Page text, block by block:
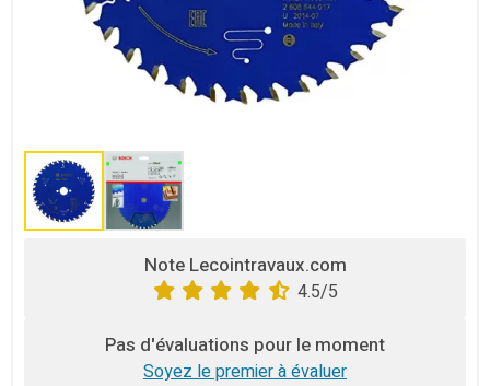
Note Lecointravaux.com
4.5/5
Pas d'évaluations pour le moment
Soyez le premier à évaluer